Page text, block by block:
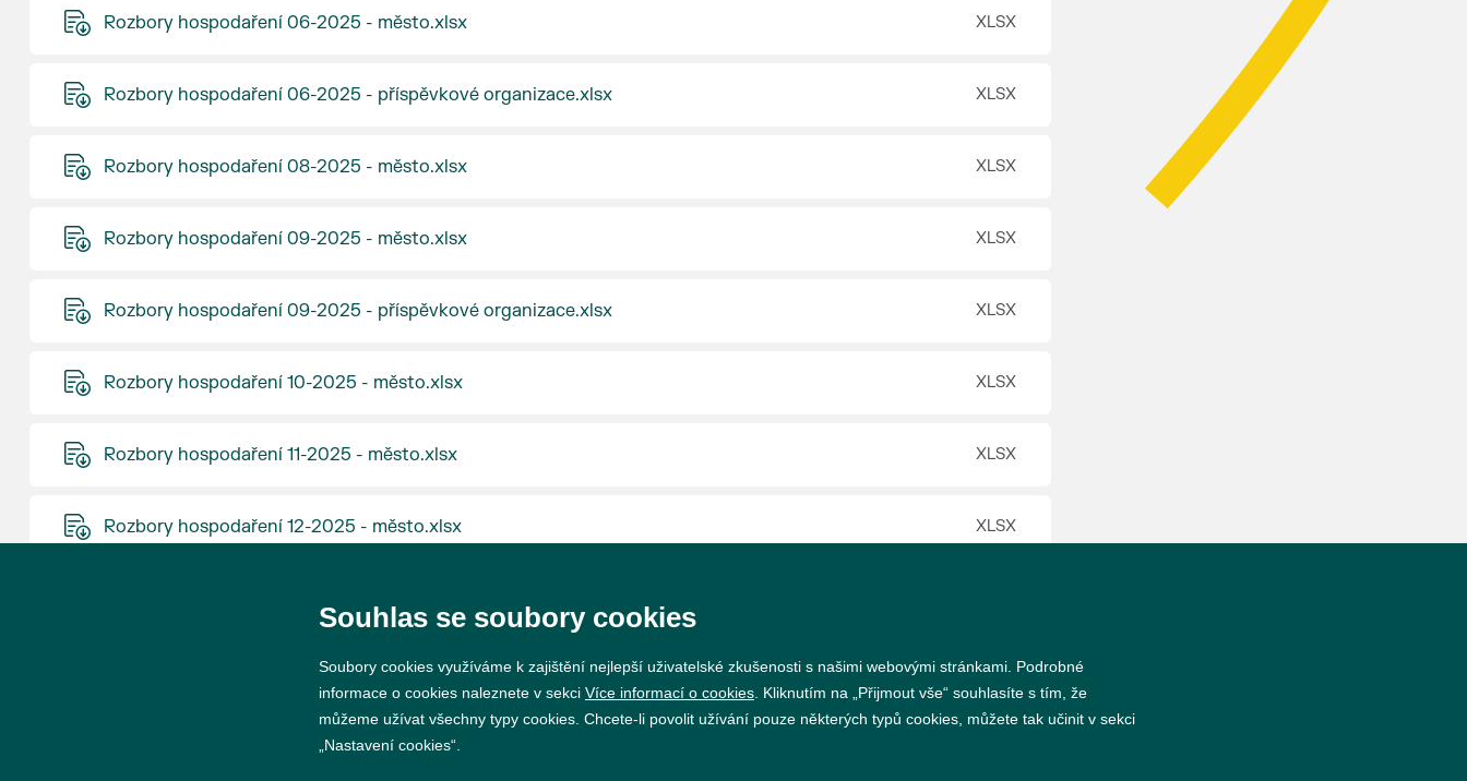
Rozbory hospodaření 06-2025 - město.xlsx
Rozbory hospodaření 06-2025 - příspěvkové organizace.xlsx
Rozbory hospodaření 08-2025 - město.xlsx
Rozbory hospodaření 09-2025 - město.xlsx
Rozbory hospodaření 09-2025 - příspěvkové organizace.xlsx
Rozbory hospodaření 10-2025 - město.xlsx
Rozbory hospodaření 11-2025 - město.xlsx
Rozbory hospodaření 12-2025 - město.xlsx
Souhlas se soubory cookies
Soubory cookies využíváme k zajištění nejlepší uživatelské zkušenosti s našimi webovými stránkami. Podrobné
informace o cookies naleznete v sekci Více informací o cookies . Kliknutím na „Přijmout vše“ souhlasíte s tím, že
můžeme užívat všechny typy cookies. Chcete-li povolit užívání pouze některých typů cookies, můžete tak učinit v sekci
„Nastavení cookies“.